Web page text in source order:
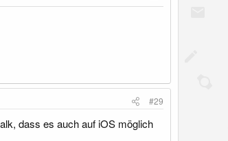
#29
dass es auch auf iOS möglich